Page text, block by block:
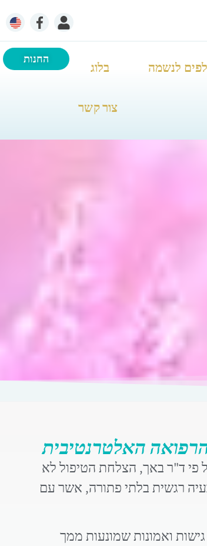
לנשמה בלוג
צור קשר
החנות
האלטרנטיבית
פי ד"ר באך, הצלחת הטיפול לא
רגשית בלתי פתורה, אשר עם
ואמונות שמונעות ממך